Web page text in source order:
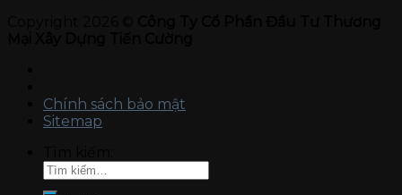
Chính sách bảo mật
Sitemap